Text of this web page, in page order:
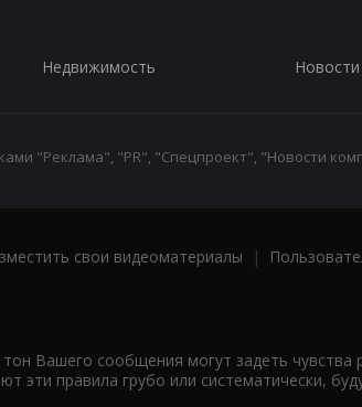
Недвижимость Новости
"Реклама", "PR", "Спецпроект", "Новости
свои видеоматериалы |
Вашего сообщения могут задеть чувства
правила грубо или систематически,